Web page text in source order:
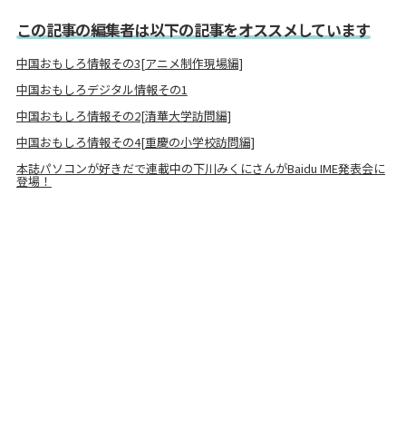
この記事の編集者は以下の記事をオススメしています
中国おもしろ情報その3[アニメ制作現場編]
中国おもしろデジタル情報その1
中国おもしろ情報その2[清華大学訪問編]
中国おもしろ情報その4[重慶の小学校訪問編]
本誌パソコンが好きだで連載中の下川みくにさんがBaidu IME発表会に
登場！